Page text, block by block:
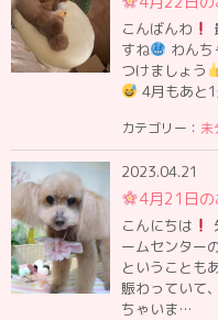
こんばんわ
すね
わん
つけましょう
4月もあと
カテゴリー： 未
2023.04.21
4月21日の
こんにちは
ームセンター
ということも
賑わっていて
ちゃいま…